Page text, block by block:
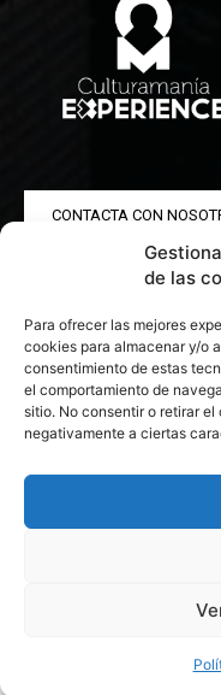
de las
Para ofrecer las mejores
cookies para almacenar y/o
consentimiento de estas
el comportamiento de
sitio. No consentir o retirar
negativamente a ciertas
CONTACTA CON
POLÍTICA DE
POLÍTICA DE COOKIES
© 2026 Todos los